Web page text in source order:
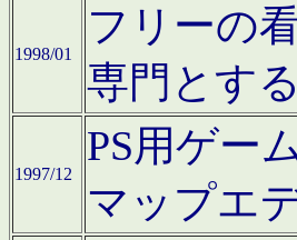
1998/01
フリーの
専門とす
1997/12
PS用ゲー
マップエ